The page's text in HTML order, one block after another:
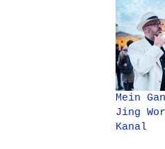
Mein Gan
Jing
Kanal